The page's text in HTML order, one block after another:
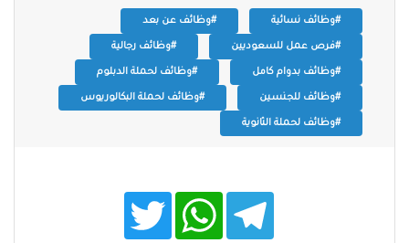
#وظائف نسائية #وظائف عن بعد
#فرص عمل للسعوديين #وظائف رجالية
#وظائف بدوام كامل #وظائف لحملة الدبلوم
#وظائف للجنسين #وظائف لحملة البكالوريوس
#وظائف لحملة الثانوية
T
w
W
h
T